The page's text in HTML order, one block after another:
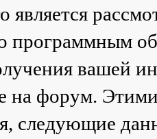
является
программным
вашей
на форум.
следующие